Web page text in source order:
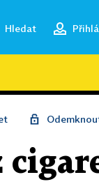
Hledat